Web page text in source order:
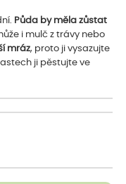
Půda by měla zůstat
i mulč z trávy nebo
mráz, proto ji vysazujte
ji pěstujte ve